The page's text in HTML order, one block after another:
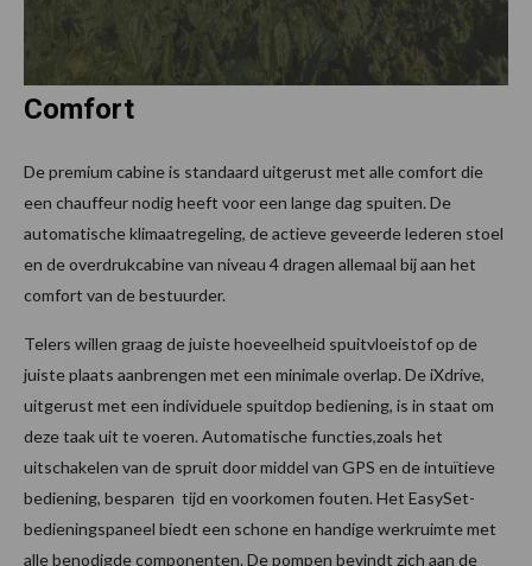
Comfort
De premium cabine is standaard uitgerust met alle comfort die
een chauffeur nodig heeft voor een lange dag spuiten. De
automatische klimaatregeling, de actieve geveerde lederen stoel
en de overdrukcabine van niveau 4 dragen allemaal bij aan het
comfort van de bestuurder.
Telers willen graag de juiste hoeveelheid spuitvloeistof op de
juiste plaats aanbrengen met een minimale overlap. De iXdrive,
uitgerust met een individuele spuitdop bediening, is in staat om
deze taak uit te voeren. Automatische functies,zoals het
uitschakelen van de spruit door middel van GPS en de intuïtieve
bediening, besparen tijd en voorkomen fouten. Het EasySet-
bedieningspaneel biedt een schone en handige werkruimte met
alle benodigde componenten. De pompen bevindt zich aan de